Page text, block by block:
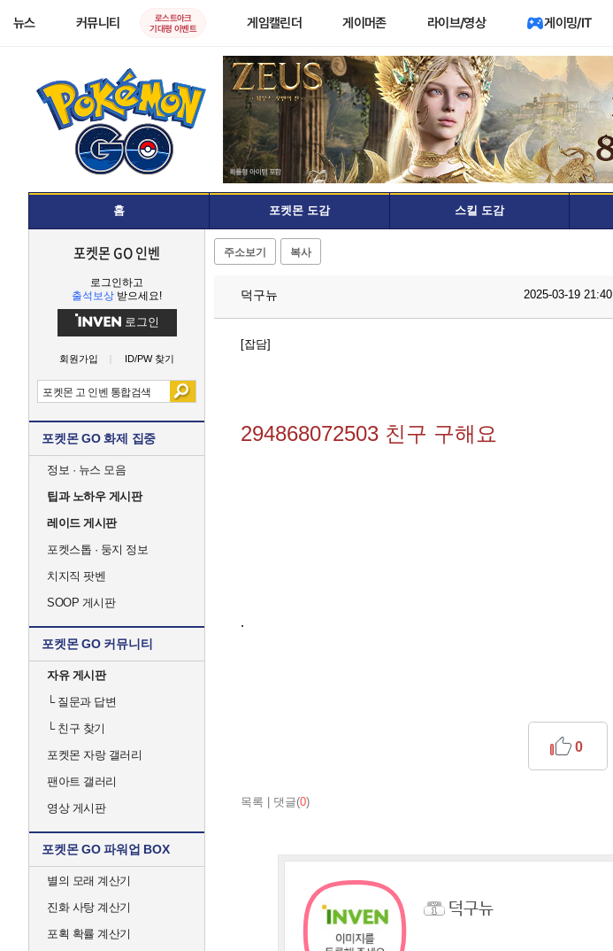
뉴스 커뮤니티
로스트아크
기대평 이벤트
게임캘린더 게이머존 라이브/영상 게이밍/IT
홈 포켓몬 도감 스킬 도감
포켓몬 GO 인벤
로그인하고
출석보상 받으세요!
로그인
회원가입 ID/PW 찾기
포켓몬 GO 화제 집중
정보 · 뉴스 모음
팁과 노하우 게시판
레이드 게시판
포켓스톱 · 둥지 정보
치지직 팟벤
SOOP 게시판
포켓몬 GO 커뮤니티
자유 게시판
└질문과 답변
└친구 찾기
포켓몬 자랑 갤러리
팬아트 갤러리
영상 게시판
포켓몬 GO 파워업 BOX
별의 모래 계산기
진화 사탕 계산기
포획 확률 계산기
주소보기 복사
덕구뉴 2025-03-19 21:40
[잡담]
294868072503 친구 구해요
.
목록 댓글(0)
0
덕구뉴